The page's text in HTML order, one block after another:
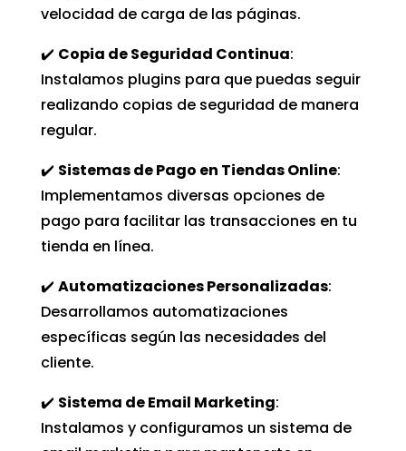
velocidad de carga de las páginas.
✔️ Copia de Seguridad Continua:
Instalamos plugins para que puedas seguir
realizando copias de seguridad de manera
regular.
✔️ Sistemas de Pago en Tiendas Online:
Implementamos diversas opciones de
pago para facilitar las transacciones en tu
tienda en línea.
✔️ Automatizaciones Personalizadas:
Desarrollamos automatizaciones
específicas según las necesidades del
cliente.
✔️ Sistema de Email Marketing:
Instalamos y configuramos un sistema de